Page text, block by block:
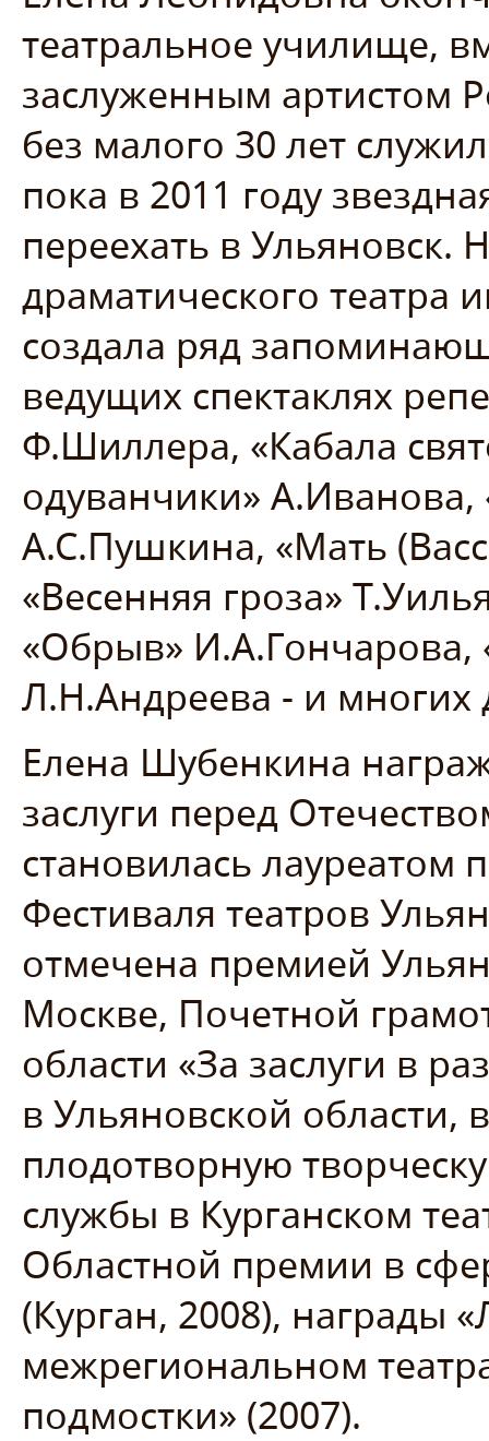
театральное училище,
заслуженным артистом
без малого 30 лет
пока в 2011 году
переехать в Ульяновск.
драматического театра
создала ряд
ведущих спектаклях
Ф.Шиллера, «Кабала
одуванчики» А.Иванова,
А.С.Пушкина, «Мать
«Весенняя гроза»
«Обрыв»
Л.Н.Андреева - и многих
Елена Шубенкина
заслуги перед
становилась лауреатом
Фестиваля театров
отмечена премией
Москве, Почетной
области «За заслуги в
в Ульяновской
плодотворную
службы в Курганском
Областной премии в
(Курган, 2008), награды
межрегиональном
подмостки» (2007).